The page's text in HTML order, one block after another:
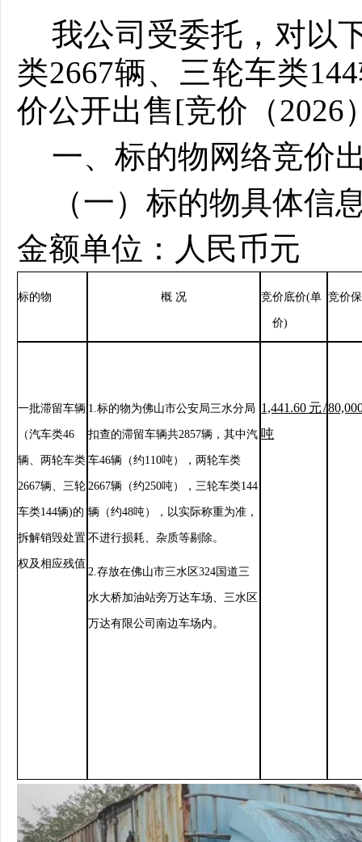
我公司受委托，对以
类2667辆、三轮车类
价公开出售[竞价（2026
一、标的物网络竞价
（一）标的物具体信
金额单位：人民币元
标的物 概 况 竞价底价(单
价)
竞价
一批滞留车辆
（汽车类46
辆、两轮车类
2667辆、三轮
车类144辆)的
拆解销毁处置
权及相应残值
1.标的物为佛山市公安局三水分局
扣查的滞留车辆共2857辆，其中汽
车46辆 （约110吨） ， 两轮车类
2667辆 （约250吨） ，三轮车类144
辆 （约48吨） ， 以实际称重为准，
不进行损耗、杂质等剔除。
2.存放在佛山市三水区324国道三
水大桥加油站旁万达车场、三水区
万达有限公司南边车场内。
1,441.60 元/
吨